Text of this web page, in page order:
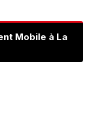
Mobile à La